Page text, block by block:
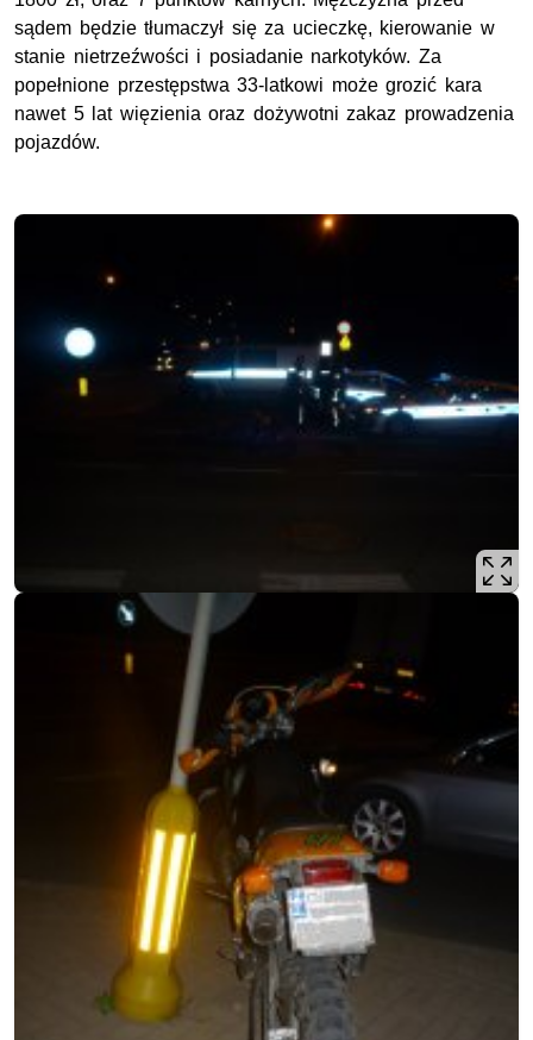
sądem będzie tłumaczył się za ucieczkę, kierowanie w
stanie nietrzeźwości i posiadanie narkotyków. Za
popełnione przestępstwa 33-latkowi może grozić kara
nawet 5 lat więzienia oraz dożywotni zakaz prowadzenia
pojazdów.